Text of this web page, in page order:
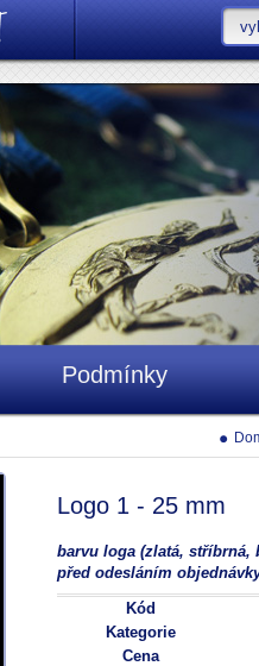
Podmínky
Logo 1 - 25 mm
barvu loga (zlatá, stříbrná,
před odesláním
Kód
Kategorie
Cena